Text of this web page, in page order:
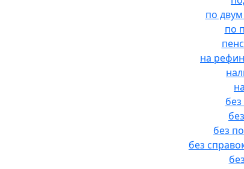
по
по
на
без
без